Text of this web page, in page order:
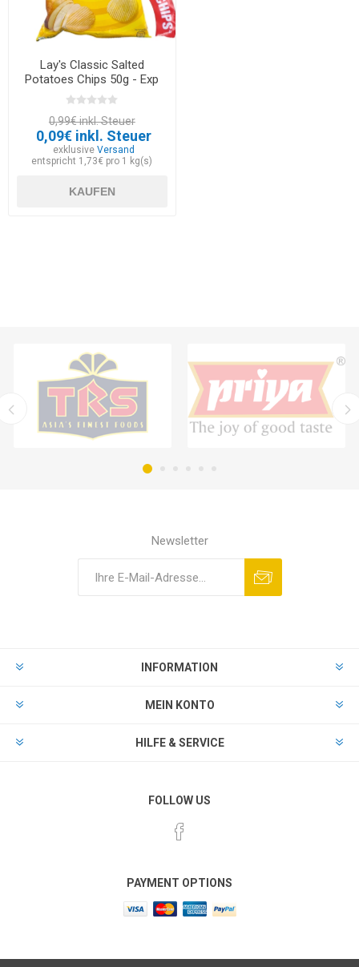
Lay's Classic Salted
Potatoes Chips 50g - Exp
30.05.2026
0,99€ inkl. Steuer
0,09€ inkl. Steuer
exklusiveVersand
entspricht 1,73€ pro 1 kg(s)
KAUFEN
Newsletter
INFORMATION
MEIN KONTO
HILFE & SERVICE
FOLLOW US
PAYMENT OPTIONS